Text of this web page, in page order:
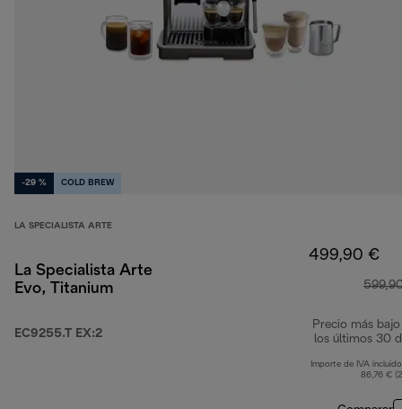
-29 % COLD BREW
LA SPECIALISTA ARTE
La Specialista Arte
Evo, Titanium
EC9255.T EX:2
499,90 €
Precio más bajo
los últimos 30
Importe de IVA
86,76 €